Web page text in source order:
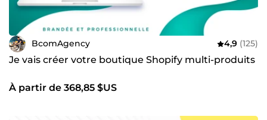
BcomAgency 4,9 (125)
Je vais créer votre boutique Shopify multi-produits
À partir de 368,85 $US